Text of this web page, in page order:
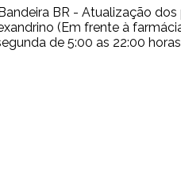
BR - Atualização
(Em frente à
de 5:00 as 22:00